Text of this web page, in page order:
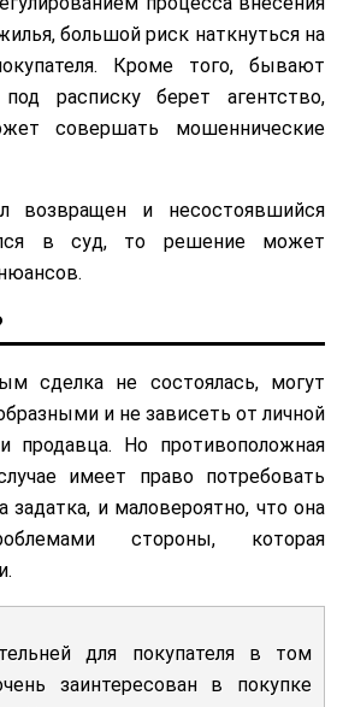
большой риск наткнуться на
Кроме того, бывают
расписку берет агентство,
совершать мошеннические
возвращен и несостоявшийся
в суд, то решение может
сделка не состоялась, могут
и не зависеть от личной
продавца. Но противоположная
имеет право потребовать
задатка, и маловероятно, что она
стороны, которая
для покупателя в том
заинтересован в покупке